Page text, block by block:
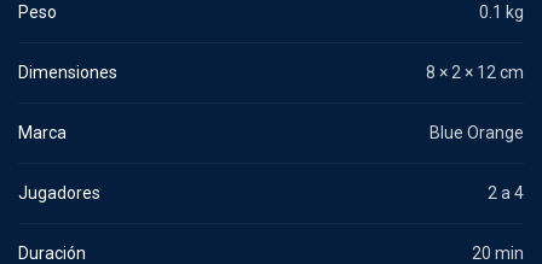
Peso 0.1 kg
Dimensiones 8 × 2 × 12 cm
Marca Blue Orange
Jugadores 2 a 4
Duración 20 min